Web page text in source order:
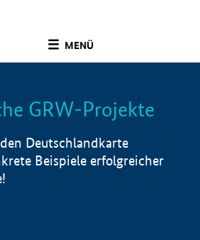
MENÜ
Info
GRW-Projekte
Deutschlandkarte
Beispiele erfolgreicher